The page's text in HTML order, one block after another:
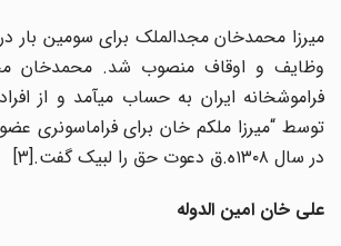
وظایف و اوقاف منصوب شد. محمدخان
فراموشخانه ایران به حساب می­آمد و از افراد
در سال ۱۳۰۸ه.ق دعوت حق را لبیک گفت.[۳]
علی خان امین ­الدوله